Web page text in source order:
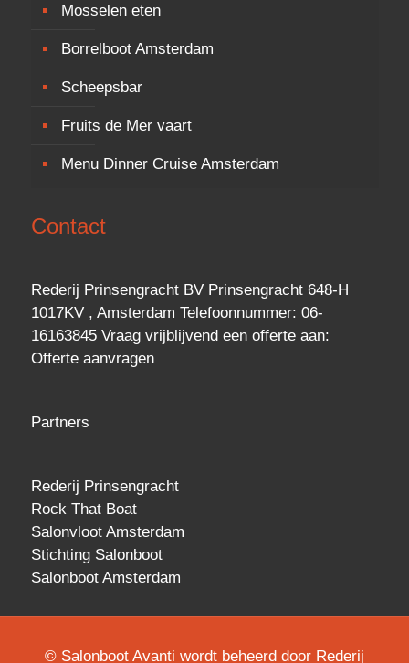
Mosselen eten
Borrelboot Amsterdam
Scheepsbar
Fruits de Mer vaart
Menu Dinner Cruise Amsterdam
Contact
Rederij Prinsengracht BV Prinsengracht 648-H
1017KV , Amsterdam Telefoonnummer: 06-
16163845 Vraag vrijblijvend een offerteaan:
Offerte aanvragen
Partners
Rederij Prinsengracht
Rock That Boat
Salonvloot Amsterdam
Stichting Salonboot
Salonboot Amsterdam
© Salonboot Avanti wordt beheerd door Rederij